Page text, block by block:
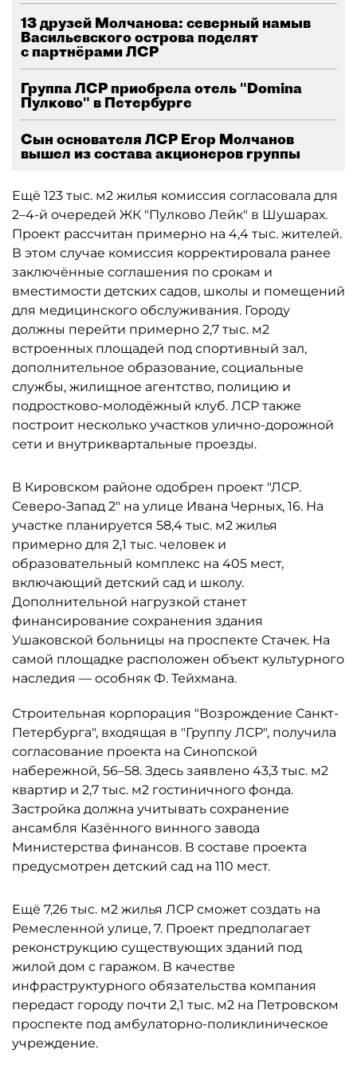
13 друзей Молчанова: северный намыв
Васильевского острова поделят
с партнёрами ЛСР
Группа ЛСР приобрела отель "Domina
Пулково" в Петербурге
Сын основателя ЛСР Егор Молчанов
вышел из состава акционеров группы
Ещё 123 тыс. м2 жилья комиссия согласовала для
2–4-й очередей ЖК "Пулково Лейк" в Шушарах.
Проект рассчитан примерно на 4,4 тыс. жителей.
В этом случае комиссия корректировала ранее
заключённые соглашения по срокам и
вместимости детских садов, школы и помещений
для медицинского обслуживания. Городу
должны перейти примерно 2,7 тыс. м2
встроенных площадей под спортивный зал,
дополнительное образование, социальные
службы, жилищное агентство, полицию и
подростково-молодёжный клуб. ЛСР также
построит несколько участков улично-дорожной
сети и внутриквартальные проезды.
В Кировском районе одобрен проект "ЛСР.
Северо-Запад 2" на улице Ивана Черных, 16. На
участке планируется 58,4 тыс. м2 жилья
примерно для 2,1 тыс. человек и
образовательный комплекс на 405 мест,
включающий детский сад и школу.
Дополнительной нагрузкой станет
финансирование сохранения здания
Ушаковской больницы на проспекте Стачек. На
самой площадке расположен объект культурного
наследия — особняк Ф. Тейхмана.
Строительная корпорация "Возрождение Санкт-
Петербурга", входящая в "Группу ЛСР", получила
согласование проекта на Синопской
набережной, 56–58. Здесь заявлено 43,3 тыс. м2
квартир и 2,7 тыс. м2 гостиничного фонда.
Застройка должна учитывать сохранение
ансамбля Казённого винного завода
Министерства финансов. В составе проекта
предусмотрен детский сад на 110 мест.
Ещё 7,26 тыс. м2 жилья ЛСР сможет создать на
Ремесленной улице, 7. Проект предполагает
реконструкцию существующих зданий под
жилой дом с гаражом. В качестве
инфраструктурного обязательства компания
передаст городу почти 2,1 тыс. м2 на Петровском
проспекте под амбулаторно-поликлиническое
учреждение.